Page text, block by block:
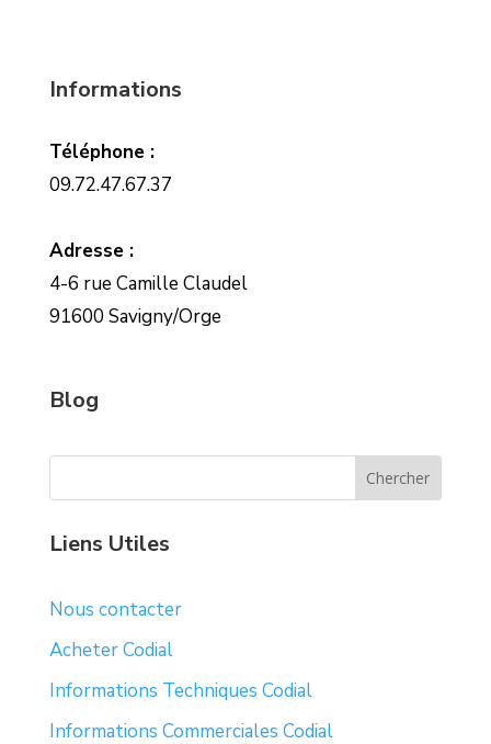
Informations
Téléphone :
09.72.47.67.37
Adresse :
4-6 rue Camille Claudel
91600 Savigny/Orge
Blog
Liens Utiles
Nous contacter
Acheter Codial
Informations Techniques Codial
Informations Commerciales Codial